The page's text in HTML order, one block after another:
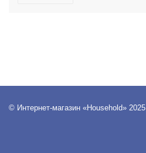
© Интернет-магазин «Household» 2025